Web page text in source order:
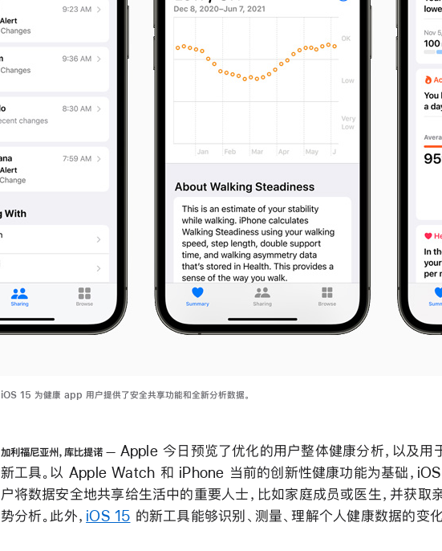
iOS 15 为健康 app 用户提供了安全共享功能和全新分析数据。
加利福尼亚州，库比提诺
Apple 今日预览了优化的用户整体健康分析，以及用
新工具。以 Apple Watch 和 iPhone 当前的创新性健康功能为基础，
户将数据安全地共享给生活中的重要人士，比如家庭成员或医生，并获取
势分析。此外， iOS 15 的新工具能够识别、测量、理解个人健康数据的变化